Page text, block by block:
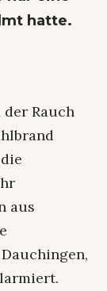
hatte.
Rauch
aus